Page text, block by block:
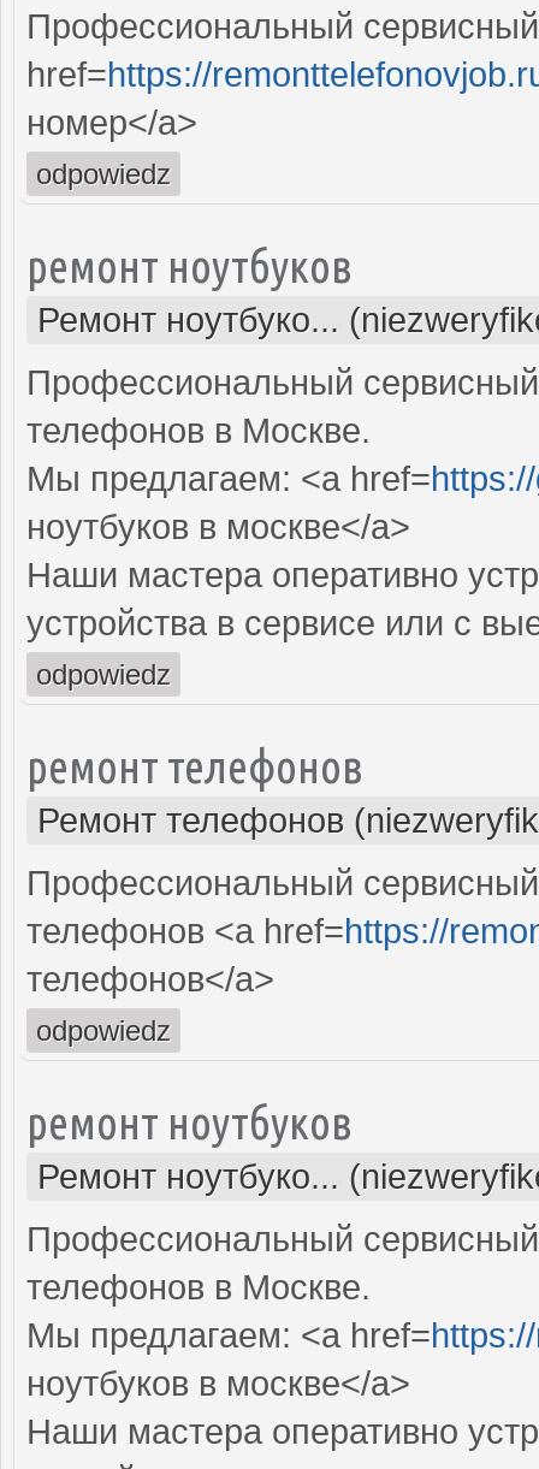
Профессиональный
href=https://
номер</a>
odpowiedz
ремонт ноутбуков
Ремонт ноутбуко...
Профессиональный
телефонов в Москве.
Мы предлагаем: <a href=
ноутбуков в москве</a>
Наши мастера оперативно
устройства в сервисе или с
odpowiedz
ремонт телефонов
Ремонт телефонов
Профессиональный
телефонов <a href=https://
телефонов</a>
odpowiedz
ремонт ноутбуков
Ремонт ноутбуко...
Профессиональный
телефонов в Москве.
Мы предлагаем: <a href=
ноутбуков в москве</a>
Наши мастера оперативно